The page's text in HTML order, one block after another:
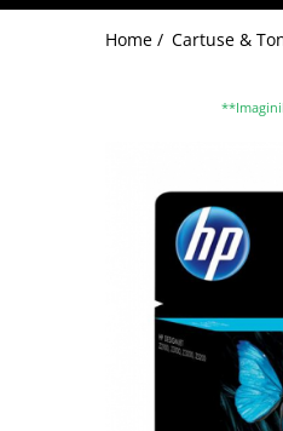
Imprimante matriciale
Accesorii imprimante
Accesorii multifunctionale
Consumabile imprimanta
Home / Cartuse &